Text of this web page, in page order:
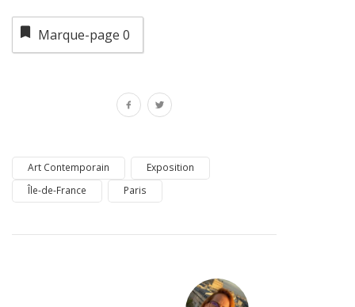
Marque-page 0
Art Contemporain
Exposition
Île-de-France
Paris